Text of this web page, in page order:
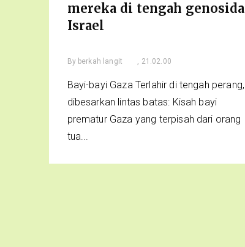
mereka di tengah genosida
Israel
By berkah langit , 21.02.00
Bayi-bayi Gaza Terlahir di tengah perang,
dibesarkan lintas batas: Kisah bayi
prematur Gaza yang terpisah dari orang
tua...